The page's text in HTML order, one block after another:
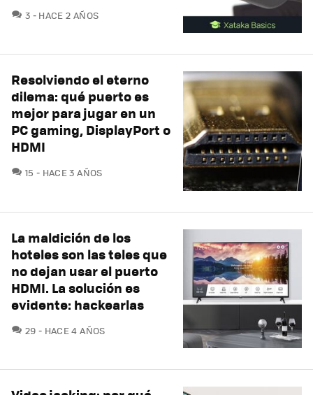
3 COMENTARIOS
HACE 2 AÑOS
Resolviendo el eterno
dilema: qué puerto es
mejor para jugar en un
PC gaming, DisplayPort o
HDMI
15 COMENTARIOS
HACE 3 AÑOS
La maldición de los
hoteles son las teles que
no dejan usar el puerto
HDMI. La solución es
evidente: hackearlas
29 COMENTARIOS
HACE 4 AÑOS